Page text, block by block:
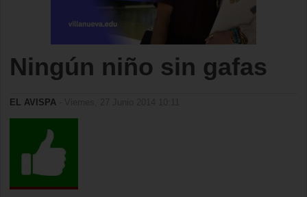
Ningún niño sin gafas
EL AVISPA